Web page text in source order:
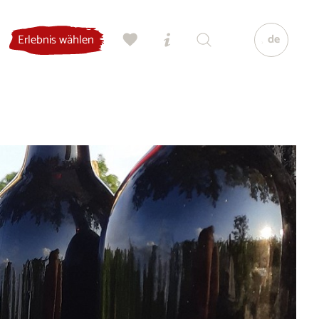
Erlebnis wählen de